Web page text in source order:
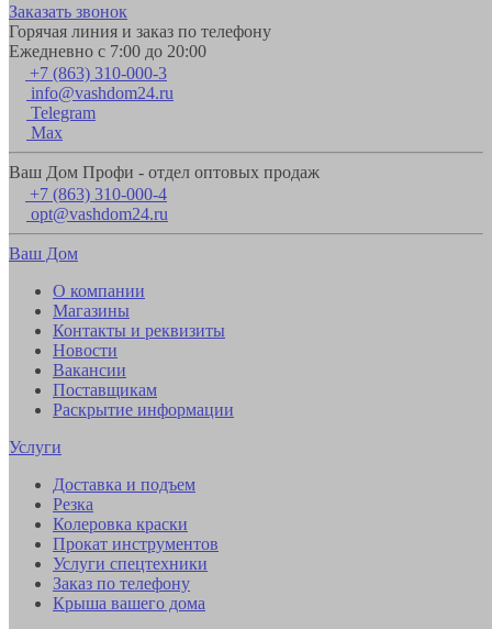
Заказать звонок
Горячая линия и заказ по телефону
Ежедневно с 7:00 до 20:00
+7 (863) 310-000-3
info@vashdom24.ru
Telegram
Max
Ваш Дом Профи - отдел оптовых продаж
+7 (863) 310-000-4
opt@vashdom24.ru
Ваш Дом
О компании
Магазины
Контакты и реквизиты
Новости
Вакансии
Поставщикам
Раскрытие информации
Услуги
Доставка и подъем
Резка
Колеровка краски
Прокат инструментов
Услуги спецтехники
Заказ по телефону
Крыша вашего дома